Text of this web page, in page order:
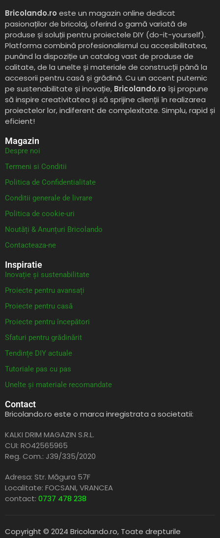
Bricolando.ro este un magazin online dedicat
pasionaților de bricolaj, oferind o gamă variată de
produse și soluții pentru proiectele DIY (do-it-yourself).
Platforma combină profesionalismul cu accesibilitatea,
punând la dispoziție un catalog vast de produse de
calitate, de la unelte și materiale de construcții până la
accesorii pentru casă și grădină. Cu un accent puternic
pe sustenabilitate și inovație, Bricolando.ro își propune
să inspire creativitatea și să sprijine clienții în realizarea
proiectelor lor, indiferent de complexitate. Simplu, rapid și
eficient!
Magazin
Despre noi
Termeni si Conditii
Politica de Confidentialitate
Conditii generale de livrare
Politica de cookie-uri
Noutăți & Anunțuri Bricolando
Contacteaza-ne
Inspiratie
Inovație și sustenabilitate
Proiecte pentru avansați
Proiecte pentru casă
Proiecte pentru începători
Sfaturi pentru grădinărit
Tendințe DIY actuale
Tutoriale pas cu pas
Unelte și materiale recomandate
Contact
Bricolando.ro este o marca inregistrata a societatii:
KALKI DRIM MAGAZIN S.R.L.
CUI: RO42565965
Reg. Com.: J39/335/2020
Adresa: Str. Măgura 57F
Localitate: FOCSANI,VRANCEA
contact: 0737 478 238
Copyright © 2024 Bricolando.ro, Toate drepturile